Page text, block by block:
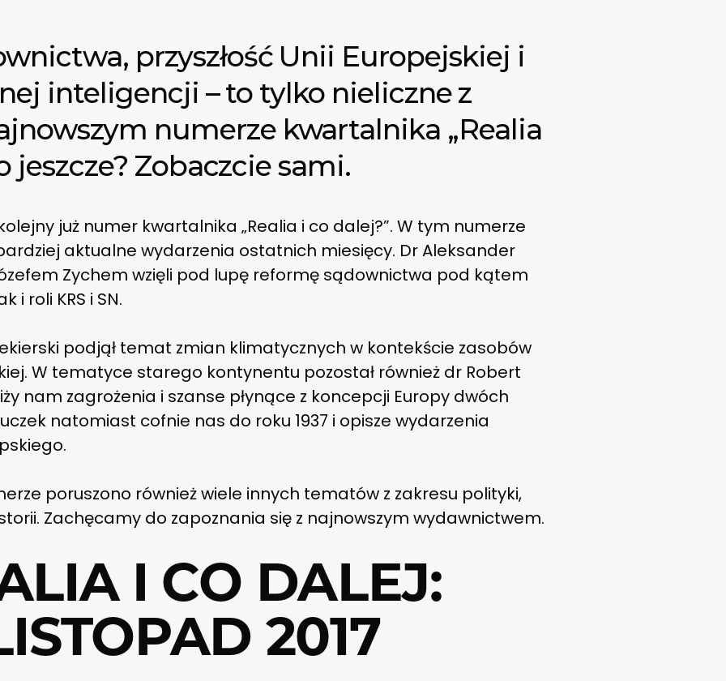
przyszłość Unii Europejskiej i
inteligencji – to tylko nieliczne z
numerze kwartalnika „Realia
jeszcze? Zobaczcie sami.
już numer kwartalnika „Realia i co dalej?”. W tym numerze
aktualne wydarzenia ostatnich miesięcy. Dr Aleksander
Zychem wzięli pod lupę reformę sądownictwa pod kątem
i roli KRS i SN.
podjął temat zmian klimatycznych w kontekście zasobów
W tematyce starego kontynentu pozostał również dr Robert
nam zagrożenia i szanse płynące z koncepcji Europy dwóch
natomiast cofnie nas do roku 1937 i opisze wydarzenia
poruszono również wiele innych tematów z zakresu polityki,
Zachęcamy do zapoznania się z najnowszym wydawnictwem.
I CO DALEJ:
2017